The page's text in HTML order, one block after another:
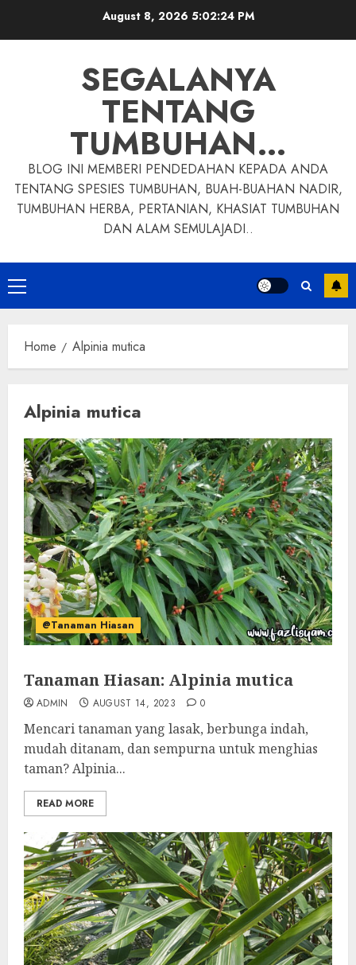
August 8, 2026 5:02:25 PM
SEGALANYA
TENTANG
TUMBUHAN…
BLOG INI MEMBERI PENDEDAHAN KEPADA ANDA
TENTANG SPESIES TUMBUHAN, BUAH-BUAHAN NADIR,
TUMBUHAN HERBA, PERTANIAN, KHASIAT TUMBUHAN
DAN ALAM SEMULAJADI..
Primary
Menu
Home Alpinia mutica
Alpinia mutica
@Tanaman Hiasan
Tanaman Hiasan: Alpinia mutica
ADMIN AUGUST 14, 2023 0
Mencari tanaman yang lasak, berbunga indah,
mudah ditanam, dan sempurna untuk menghias
taman? Alpinia...
READ MORE